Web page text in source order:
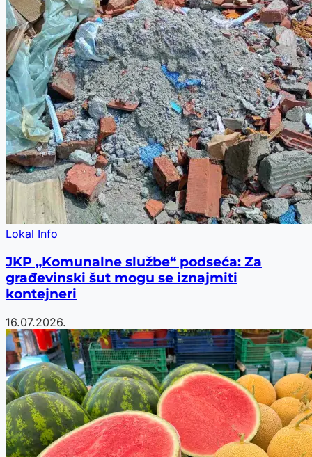
Lokal Info
JKP „Komunalne službe“ podseća: Za
građevinski šut mogu se iznajmiti
kontejneri
16.07.2026.